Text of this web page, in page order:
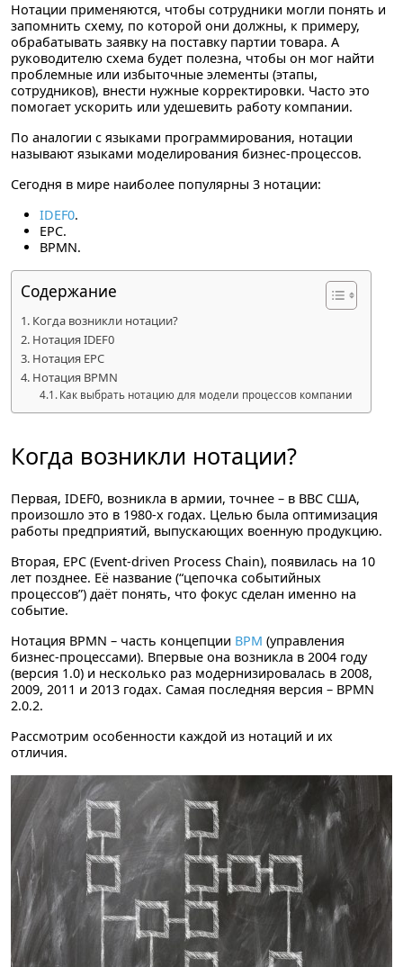
Нотации применяются, чтобы сотрудники могли понять и
запомнить схему, по которой они должны, к примеру,
обрабатывать заявку на поставку партии товара. А
руководителю схема будет полезна, чтобы он мог найти
проблемные или избыточные элементы (этапы,
сотрудников), внести нужные корректировки. Часто это
помогает ускорить или удешевить работу компании.
По аналогии с языками программирования, нотации
называют языками моделирования бизнес-процессов.
Сегодня в мире наиболее популярны 3 нотации:
IDEF0.
EPC.
BPMN.
Содержание
Когда возникли нотации?
Нотация IDEF0
Нотация EPC
Нотация BPMN
Как выбрать нотацию для модели процессов компании
Когда возникли нотации?
Первая, IDEF0, возникла в армии, точнее – в ВВС США,
произошло это в 1980-х годах. Целью была оптимизация
работы предприятий, выпускающих военную продукцию.
Вторая, EPC (Event-driven Process Chain), появилась на 10
лет позднее. Её название (“цепочка событийных
процессов”) даёт понять, что фокус сделан именно на
событие.
Нотация BPMN – часть концепции BPM (управления
бизнес-процессами). Впервые она возникла в 2004 году
(версия 1.0) и несколько раз модернизировалась в 2008,
2009, 2011 и 2013 годах. Самая последняя версия – BPMN
2.0.2.
Рассмотрим особенности каждой из нотаций и их
отличия.